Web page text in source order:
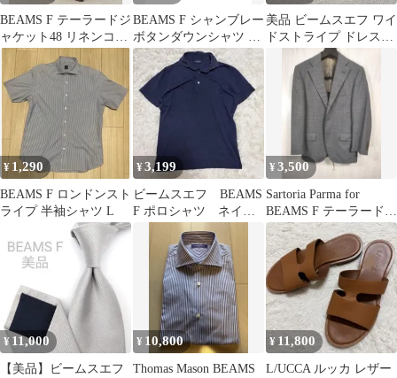
BEAMS F テーラードジ
ャケット48 リネンコッ
トン
BEAMS F シャンブレー
ボタンダウンシャツ メ
ンズ
美品 ビームスエフ ワイ
ドストライプ ドレスシ
ャツ ブロード ホワイト
ネイビー
¥ 1,290
BEAMS F ロンドンスト
ライプ 半袖シャツ L
¥3,199
ビームスエフ BEAMS
F ポロシャツ ネイビ
ー サイズ46
¥3,500
Sartoria Parma for
BEAMS F テーラードジ
ャケット
¥ 11,000
【美品】ビームスエフ
¥ 10,800
Thomas Mason BEAMS
¥11,800
L/UCCA ルッカ レザー